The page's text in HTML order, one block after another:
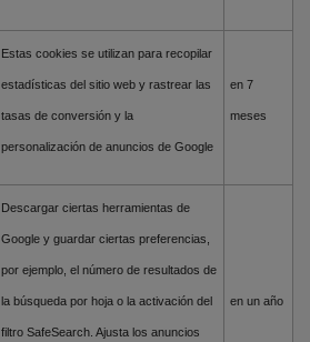
Estas cookies se utilizan para recopilar
estadísticas del sitio web y rastrear las
tasas de conversión y la
personalización de anuncios de Google
en 7
meses
Descargar ciertas herramientas de
Google y guardar ciertas preferencias,
por ejemplo, el número de resultados de
la búsqueda por hoja o la activación del
filtro SafeSearch. Ajusta los anuncios
en un año